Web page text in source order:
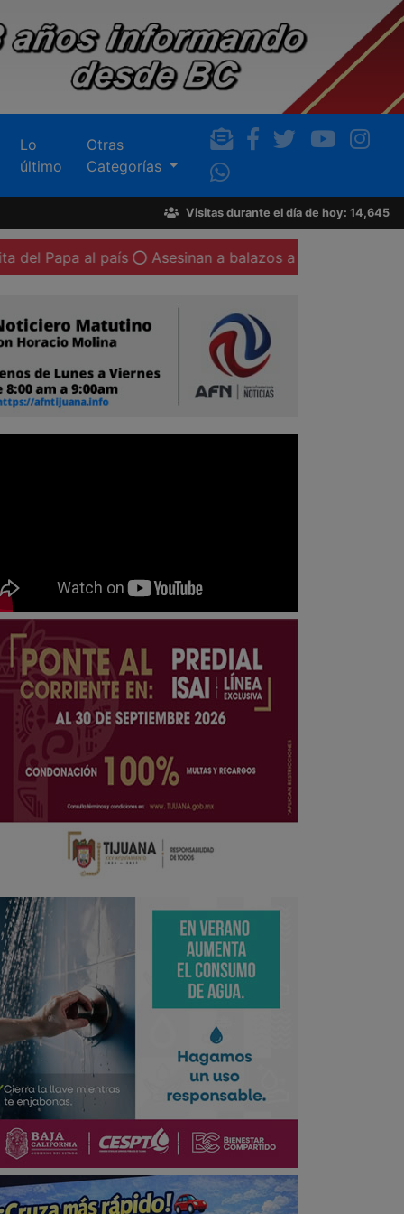
Lo
último
Otras
Categorías
Visitas durante el día de hoy: 14,645
al país Asesinan a balazos a un automovilista en la